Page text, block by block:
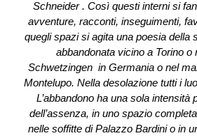
Schneider . Così questi interni si
avventure, racconti, inseguimenti,
quegli spazi si agita una poesia della
abbandonata vicino a Torino o
Schwetzingen in Germania o nel
Montelupo. Nella desolazione tutti i
L’abbandono ha una sola intensità
dell’assenza, in uno spazio
nelle soffitte di Palazzo Bardini o in